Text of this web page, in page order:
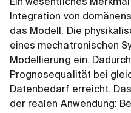
Ein wesentliches
Integration von
das Modell. Die
eines mechatronischen
Modellierung ein.
Prognosequalität bei
Datenbedarf erreicht.
der realen Anwendung: